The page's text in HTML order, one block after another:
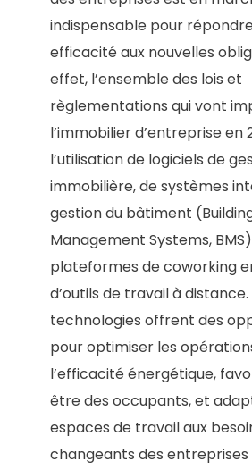
indispensable pour
efficacité aux nouvelles
effet, l’ensemble des lois et
règlementations qui vont
l’immobilier d’entreprise en
l’utilisation de logiciels de
immobilière, de systèmes
gestion du bâtiment
Management Systems,
plateformes de coworking
d’outils de travail à distance.
technologies offrent des
pour optimiser les
l’efficacité énergétique,
être des occupants, et
espaces de travail aux
changeants des entreprises